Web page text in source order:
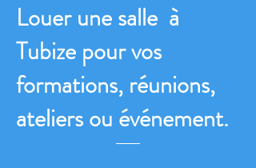
Louer une salle à
Tubize pour vos
formations, réunions,
ateliers ou événement.